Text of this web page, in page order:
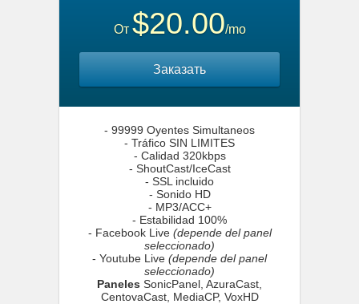
От $20.00/mo
Заказать
- 99999 Oyentes Simultaneos
- Tráfico SIN LIMITES
- Calidad 320kbps
- ShoutCast/IceCast
- SSL incluido
- Sonido HD
- MP3/ACC+
- Estabilidad 100%
- Facebook Live (depende del panel
seleccionado)
- Youtube Live (depende del panel
seleccionado)
Paneles SonicPanel, AzuraCast,
CentovaCast, MediaCP, VoxHD